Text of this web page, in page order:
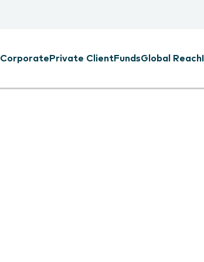
Corporate Private ClientFundsGlobal Reach